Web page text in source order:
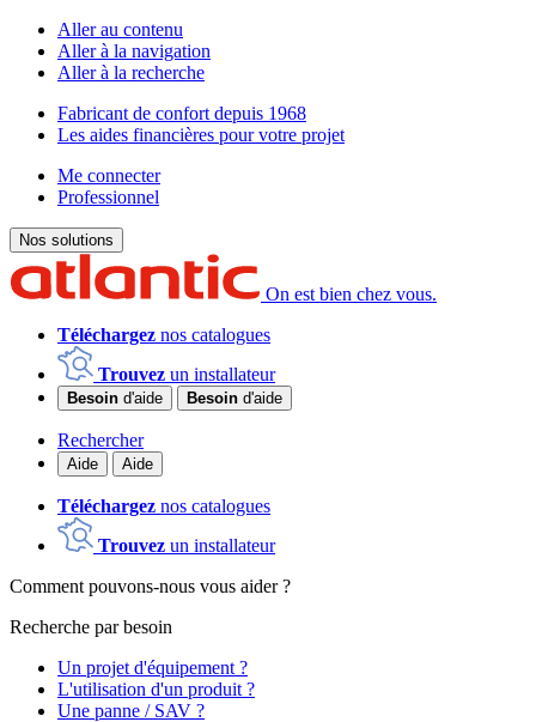
Aller au contenu
Aller à la navigation
Aller à la recherche
Fabricant de confort depuis 1968
Les aides financières pour votre projet
Me connecter
Professionnel
Nos solutions
On est bien chez vous.
Téléchargez nos catalogues
Trouvez un installateur
Besoin d'aide Besoin d'aide
Rechercher
Aide Aide
Téléchargez nos catalogues
Trouvez un installateur
Comment pouvons-nous vous aider ?
Recherche par besoin
Un projet d'équipement ?
L'utilisation d'un produit ?
Une panne / SAV ?